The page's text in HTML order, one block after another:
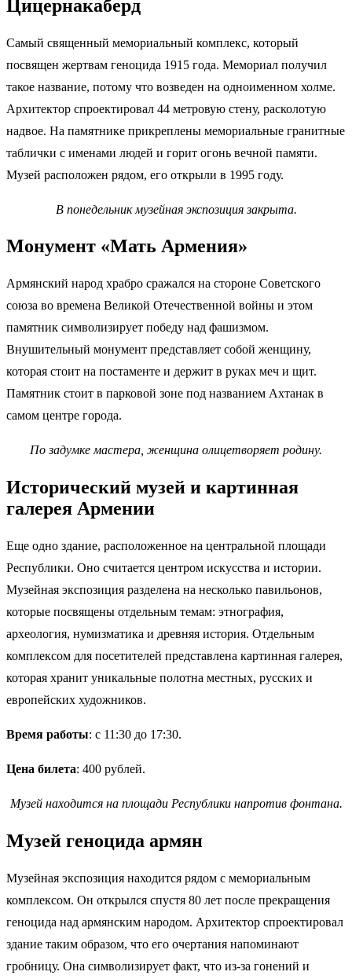
Цицернакаберд
Самый священный мемориальный комплекс, который
посвящен жертвам геноцида 1915 года. Мемориал получил
такое название, потому что возведен на одноименном холме.
Архитектор спроектировал 44 метровую стену, расколотую
надвое. На памятнике прикреплены мемориальные гранитные
таблички с именами людей и горит огонь вечной памяти.
Музей расположен рядом, его открыли в 1995 году.
В понедельник музейная экспозиция закрыта.
Монумент «Мать Армения»
Армянский народ храбро сражался на стороне Советского
союза во времена Великой Отечественной войны и этом
памятник символизирует победу над фашизмом.
Внушительный монумент представляет собой женщину,
которая стоит на постаменте и держит в руках меч и щит.
Памятник стоит в парковой зоне под названием Ахтанак в
самом центре города.
По задумке мастера, женщина олицетворяет родину.
Исторический музей и картинная
галерея Армении
Еще одно здание, расположенное на центральной площади
Республики. Оно считается центром искусства и истории.
Музейная экспозиция разделена на несколько павильонов,
которые посвящены отдельным темам: этнография,
археология, нумизматика и древняя история. Отдельным
комплексом для посетителей представлена картинная галерея,
которая хранит уникальные полотна местных, русских и
европейских художников.
Время работы: с 11:30 до 17:30.
Цена билета: 400 рублей.
Музей находится на площади Республики напротив фонтана.
Музей геноцида армян
Музейная экспозиция находится рядом с мемориальным
комплексом. Он открылся спустя 80 лет после прекращения
геноцида над армянским народом. Архитектор спроектировал
здание таким образом, что его очертания напоминают
гробницу. Она символизирует факт, что из-за гонений и